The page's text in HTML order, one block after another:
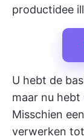
productidee
U hebt de
maar nu hebt
Misschien
verwerken